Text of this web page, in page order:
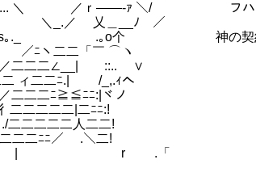
＼ ／ｒ――‐ｧ ＼/ フハハ！追
_.／ 乂＿__ﾉ ／
｡._ .｡o个 神の契約者た
二「￣ ⌒ヽ
∠__| ::.. ∨
二二ﾆ.| /_,.ｨへ
二ﾆ≧≦ﾆﾆ:|ヾノ
二二二|二ﾆﾆ:!
二人二二!
ﾆ／ .＼二!
.「
】 (19)